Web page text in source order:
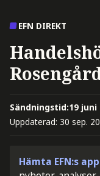
EFN DIREKT
Sändningstid:19 juni
Uppdaterad: 30 sep.
Hämta EFN:s